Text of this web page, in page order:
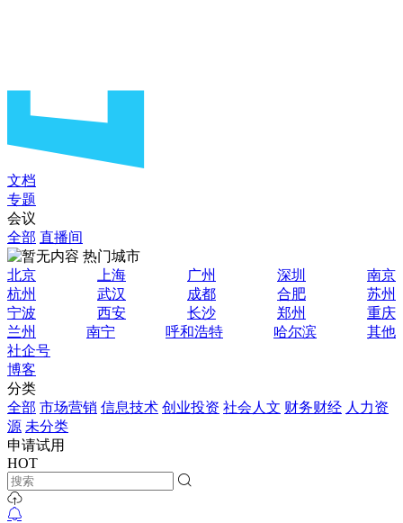
文档
专题
会议
全部 直播间
热门城市
北京
上海 广州 深圳
南京
杭州
武汉 成都 合肥
苏州
宁波
西安 长沙 郑州
重庆
兰州
南宁 呼和浩特 哈尔滨
其他
社企号
博客
分类
全部 市场营销 信息技术 创业投资 社会人文 财务财经 人力资
源 未分类
申请试用
HOT